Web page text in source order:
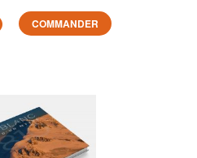
COMMANDER